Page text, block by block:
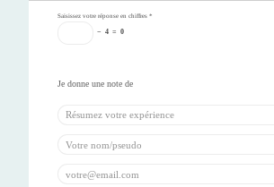
Saisissez votre réponse en chiffres *
− 4 = 0